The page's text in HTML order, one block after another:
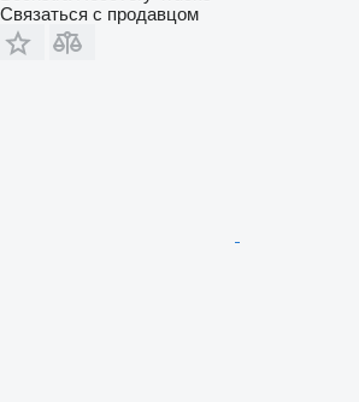
Связаться с продавцом